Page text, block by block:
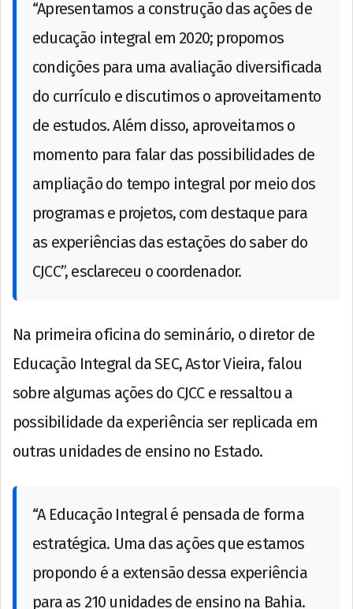
“Apresentamos a construção das ações de
educação integral em 2020; propomos
condições para uma avaliação diversificada
do currículo e discutimos o aproveitamento
de estudos. Além disso, aproveitamos o
momento para falar das possibilidades de
ampliação do tempo integral por meio dos
programas e projetos, com destaque para
as experiências das estações do saber do
CJCC”, esclareceu o coordenador.
Na primeira oficina do seminário, o diretor de
Educação Integral da SEC, Astor Vieira, falou
sobre algumas ações do CJCC e ressaltou a
possibilidade da experiência ser replicada em
outras unidades de ensino no Estado.
“A Educação Integral é pensada de forma
estratégica. Uma das ações que estamos
propondo é a extensão dessa experiência
para as 210 unidades de ensino na Bahia.